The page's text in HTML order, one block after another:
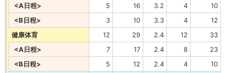
<A日程>
5 16 3.2 4
10
<B日程>
3 10 3.3 4
12
健康体育
12 29 2.4 12
33
<A日程>
7 17 2.4 8
23
<B日程>
5 12 2.4 4
10